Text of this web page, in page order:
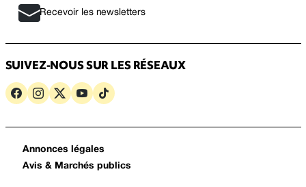
Recevoir les newsletters
SUIVEZ-NOUS SUR LES RÉSEAUX
Annonces légales
Avis & Marchés publics